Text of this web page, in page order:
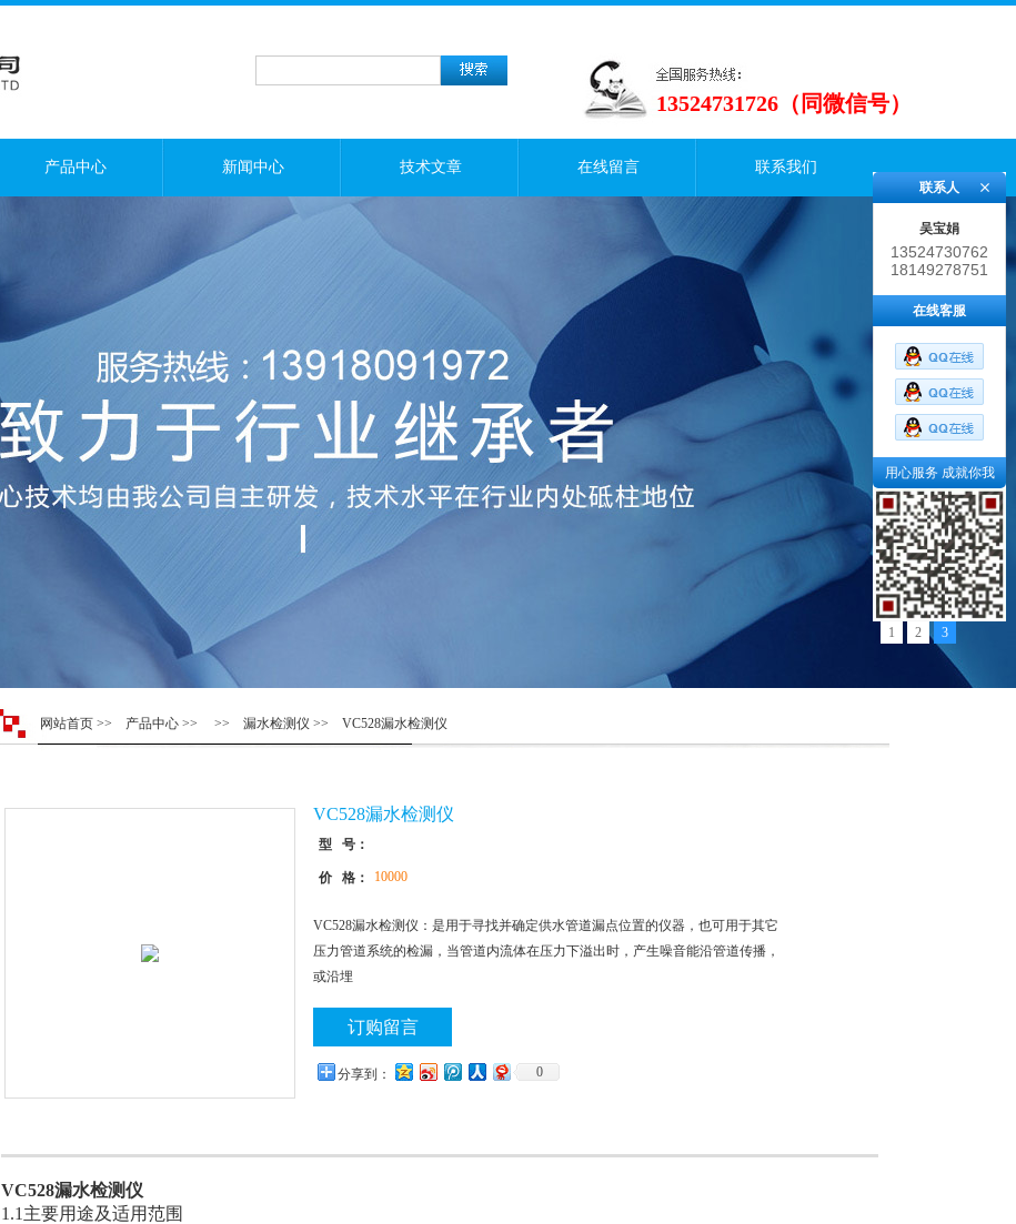
13524731726（同微信号）
产品中心 新闻中心 技术文章 在线留言 联系我们
1 2 3
网站首页 >> 产品中心 >> >> 漏水检测仪 >> VC528漏水检测仪
VC528漏水检测仪
型 号：
价 格： 10000
VC528漏水检测仪：是用于寻找并确定供水管道漏点位置的仪器，也可用于其它
压力管道系统的检漏，当管道内流体在压力下溢出时，产生噪音能沿管道传播，
或沿埋
订购留言
分享到： 0
VC528漏水检测仪
1.1主要用途及适用范围
联系人
吴宝娟
13524730762
18149278751
在线客服
用心服务 成就你我